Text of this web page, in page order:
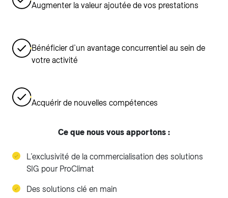
Augmenter la valeur ajoutée de vos prestations
Bénéficier d’un avantage concurrentiel au sein de
votre activité
Acquérir de nouvelles compétences
Ce que nous vous apportons :
L’exclusivité de la commercialisation des solutions
SIG pour ProClimat
Des solutions clé en main